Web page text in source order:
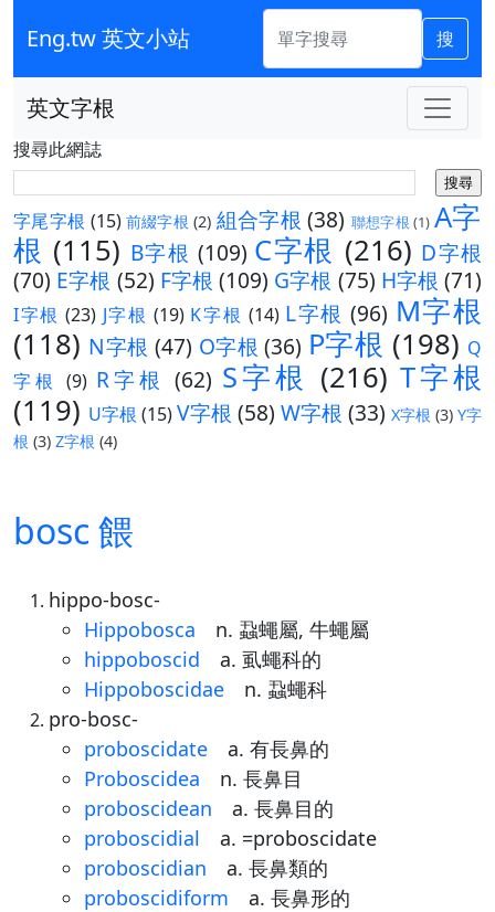
Eng.tw 英文小站 搜
英文字根
搜尋此網誌
字尾字根 (15) 前綴字根 (2) 組合字根 (38) 聯想字根 (1) A字
根 (115) B字根 (109) C字根 (216) D字根
(70) E字根 (52) F字根 (109) G字根 (75) H字根 (71)
I字根 (23) J字根 (19) K字根 (14) L字根 (96) M字根
(118) N字根 (47) O字根 (36) P字根 (198) Q
字根 (9) R字根 (62) S字根 (216) T字根
(119) U字根 (15)V字根 (58) W字根 (33) X字根 (3) Y字
根 (3) Z字根 (4)
bosc 餵
hippo-bosc-
Hippobosca n. 蝨蠅屬, 牛蠅屬
hippoboscid a. 虱蠅科的
Hippoboscidae n. 蝨蠅科
pro-bosc-
proboscidate a. 有長鼻的
Proboscidea n. 長鼻目
proboscidean a. 長鼻目的
proboscidial a. =proboscidate
proboscidian a. 長鼻類的
proboscidiform a. 長鼻形的